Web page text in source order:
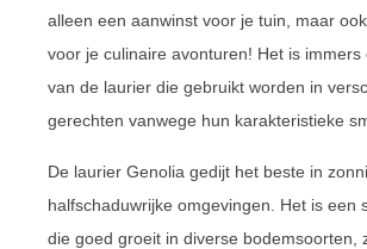
alleen een aanwinst voor je tuin, maar
voor je culinaire avonturen! Het is immers
van de laurier die gebruikt worden in
gerechten vanwege hun karakteristieke
De laurier Genolia gedijt het beste in
halfschaduwrijke omgevingen. Het is een
die goed groeit in diverse bodemsoorten,